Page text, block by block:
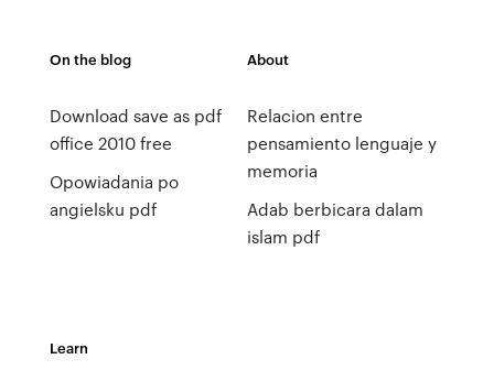
On the blog
Download save as pdf
office 2010 free
Opowiadania po
angielsku pdf
About
Relacion entre
pensamiento lenguaje y
memoria
Adab berbicara dalam
islam pdf
Learn